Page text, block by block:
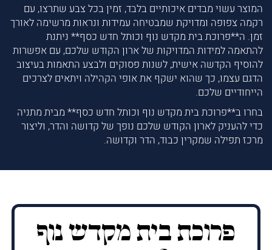
המוצר עשוי מבדים איכותיים בלבד, זמין בכל צבע שתרצו, עם
רקמה צפופה ומדויקת שמבטיחה עמידות ונראות מרשימה לאורך
זמן. ה**פרוכת בית מקדש נוף וכותל חדש כסף** ניתנת
להתאמה למידות המדויקות של ארון הקודש שלכם, עם אפשרות
להוסיף הקדשה אישית, לשנות פסוקים ולבצע התאמות בעיצוב
הדגם עצמו, כך שהוא ישקף את אופי הקהילה ויתאים לצרכים
הייחודיים שלכם.
בחרו ב**פרוכת בית מקדש נוף וכותל חדש כסף** מבית מתניה
כדי להעניק לארון הקודש שלכם נופך של קדושה והדר, וליצור
מרכז תפילה שמקרין כבוד, הדר וקדושה.
פרוכת בית מקדש נוף